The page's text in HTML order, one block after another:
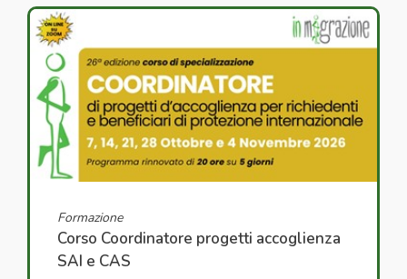
Formazione
Corso Coordinatore progetti accoglienza
SAI e CAS